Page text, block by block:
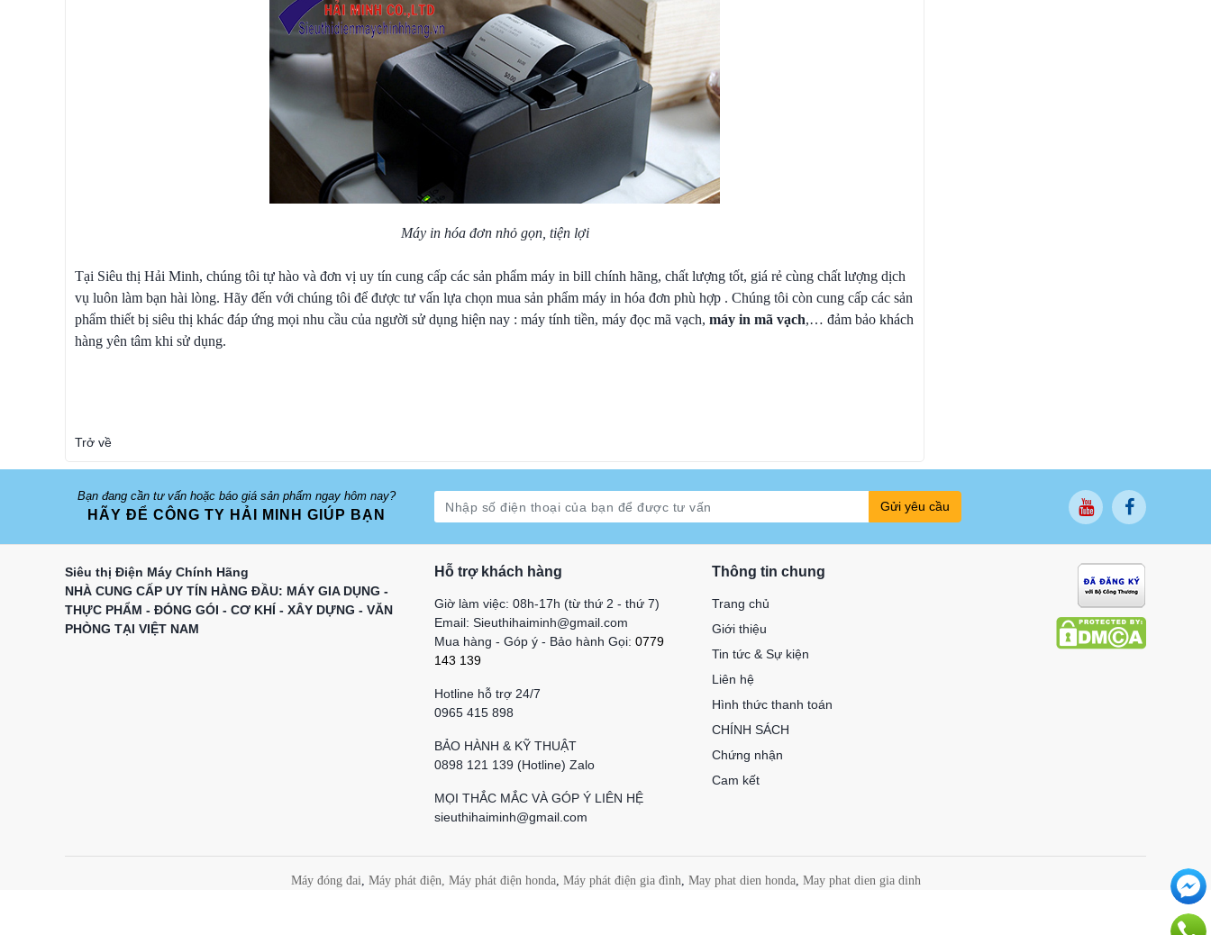
Máy in hóa đơn nhỏ gọn, tiện lợi
Tại Siêu thị Hải Minh, chúng tôi tự hào và đơn vị uy tín cung cấp các sản phẩm máy in bill chính hãng, chất lượng tốt, giá rẻ cùng chất lượng dịch
vụ luôn làm bạn hài lòng. Hãy đến với chúng tôi để được tư vấn lựa chọn mua sản phẩm máy in hóa đơn phù hợp . Chúng tôi còn cung cấp các sản
phẩm thiết bị siêu thị khác đáp ứng mọi nhu cầu của người sử dụng hiện nay : máy tính tiền, máy đọc mã vạch, máy in mã vạch,… đảm bảo khách
hàng yên tâm khi sử dụng.
Trở về
Bạn đang cần tư vấn hoặc báo giá sản phẩm ngay hôm nay?
HÃY ĐỂ CÔNG TY HẢI MINH GIÚP BẠN
Gửi yêu cầu
Siêu thị Điện Máy Chính Hãng
NHÀ CUNG CẤP UY TÍN HÀNG ĐẦU: MÁY GIA DỤNG -
THỰC PHẨM - ĐÓNG GÓI - CƠ KHÍ - XÂY DỰNG - VĂN
PHÒNG TẠI VIỆT NAM
Hỗ trợ khách hàng
Giờ làm việc: 08h-17h (từ thứ 2 - thứ 7)
Email: Sieuthihaiminh@gmail.com
Mua hàng - Góp ý - Bảo hành Gọi: 0779
143 139
Hotline hỗ trợ 24/7
0965 415 898
BẢO HÀNH & KỸ THUẬT
0898 121 139 (Hotline) Zalo
MỌI THẮC MẮC VÀ GÓP Ý LIÊN HỆ
sieuthihaiminh@gmail.com
Thông tin chung
Trang chủ
Giới thiệu
Tin tức & Sự kiện
Liên hệ
Hình thức thanh toán
CHÍNH SÁCH
Chứng nhận
Cam kết
Máy đóng đai, Máy phát điện, Máy phát điện honda, Máy phát điện gia đình, May phat dien honda, May phat dien gia dinh